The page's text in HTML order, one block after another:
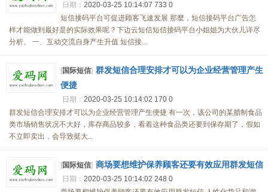
日期： 2020-03-25 10:14:07 733 0
短信接码平台可促进顾客飞速发展 那麼，短信接码平台广告怎
样才能做到最好是的实际效果呢？下边云短信短信接码平台小姐姐为大伙儿详尽
分析。 一、互动交流自身产生升值 短信接...
[国际短信] 群发短信合理安排才可以为企业经营管理产生
便捷
日期： 2020-03-25 10:14:02 170 0
群发短信合理安排才可以为企业经营管理产生便捷 有一次，该公司的某腊制食品
类市场销售状况不大好，库存商品较多，看着这种食品类还要到保存期了，假如
不立即卖出，会导致挺大...
[国际短信] 商场要想维护保养顾客还要有效应用群发短信
日期： 2020-03-25 10:14:02 248 0